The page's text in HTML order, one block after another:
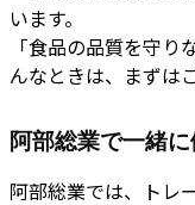
います。
「食品の品質を守
んなときは、まずは
阿部総業で一緒
阿部総業では、トレ